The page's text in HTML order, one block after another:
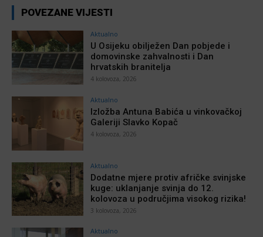
POVEZANE VIJESTI
Aktualno
U Osijeku obilježen Dan pobjede i
domovinske zahvalnosti i Dan
hrvatskih branitelja
4 kolovoza, 2026
Aktualno
Izložba Antuna Babića u vinkovačkoj
Galeriji Slavko Kopač
4 kolovoza, 2026
Aktualno
Dodatne mjere protiv afričke svinjske
kuge: uklanjanje svinja do 12.
kolovoza u područjima visokog rizika!
3 kolovoza, 2026
Aktualno